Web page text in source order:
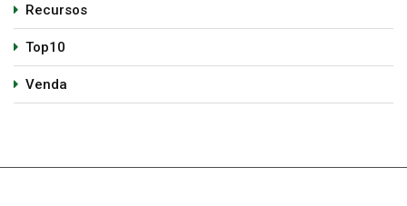
Recursos
Top10
Venda